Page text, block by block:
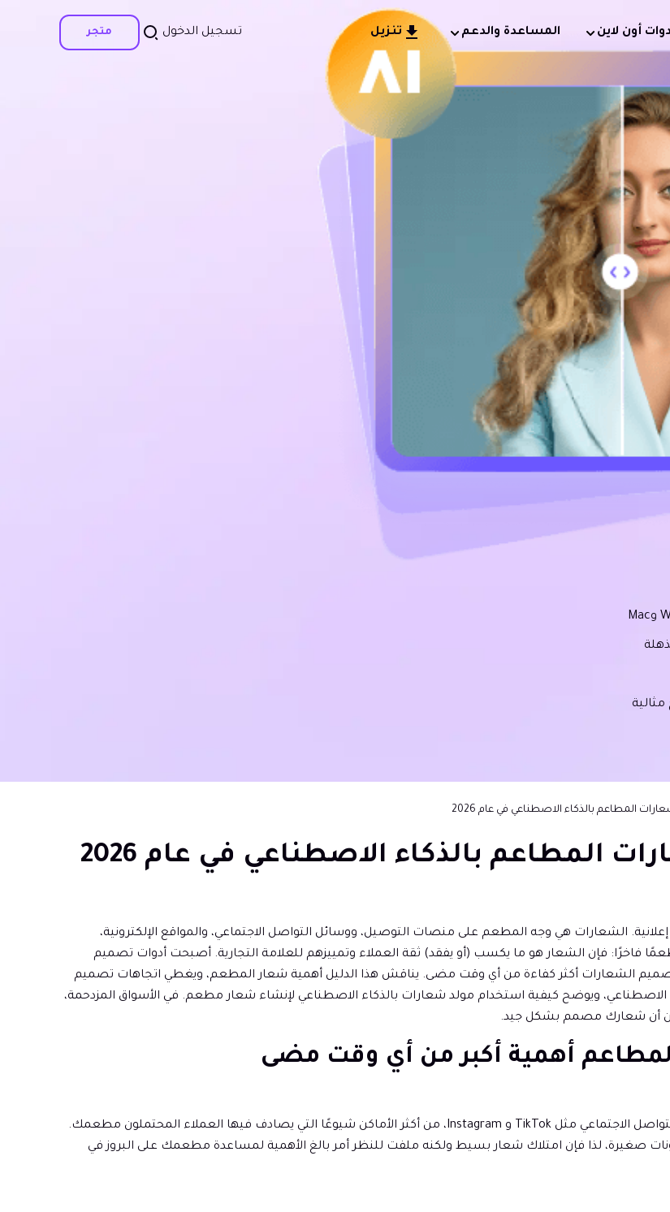
تسجيل الدخول متجر أون لاين المساعدة والدعم تنزيل
المطاعم بالذكاء الاصطناعي في عام 2026
المطاعم بالذكاء الاصطناعي في عام 2026
إعلانية. الشعارات هي وجه المطعم على منصات التوصيل، ووسائل التواصل الاجتماعي، والمواقع الإلكترونية،
فإن الشعار هو ما يكسب (أو يفقد) ثقة العملاء وتمييزهم للعلامة التجارية. أصبحت أدوات تصميم
الشعارات أكثر كفاءة من أي وقت مضى. يناقش هذا الدليل أهمية شعار المطعم، ويغطي اتجاهات تصميم
الاصطناعي، ويوضح كيفية استخدام مولد شعارات بالذكاء الاصطناعي لإنشاء شعار مطعم. في الأسواق المزدحمة،
من أن شعارك مصمم بشكل جيد.
تعد تطبيقات توصيل الطعام مثل Uber Eats و DoorDash، ومواقع التواصل الاجتماعي مثل TikTok و Instagram، من أكثر الأماكن شيوعًا التي يصادف فيها العملاء المحتملون مطعمك.
صغيرة، لذا فإن امتلاك شعار بسيط ولكنه ملفت للنظر أمر بالغ الأهمية لمساعدة مطعمك على البروز في